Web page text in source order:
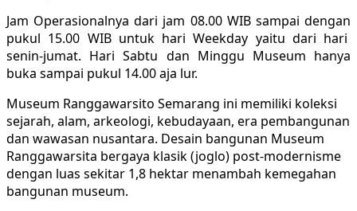
Jam Operasionalnya dari jam 08.00 WIB sampai dengan
pukul 15.00 WIB untuk hari Weekday yaitu dari hari
senin-jumat. Hari Sabtu dan Minggu Museum hanya
buka sampai pukul 14.00 aja lur.
Museum Ranggawarsito Semarang ini memiliki koleksi
sejarah, alam, arkeologi, kebudayaan, era pembangunan
dan wawasan nusantara. Desain bangunan Museum
Ranggawarsita bergaya klasik (joglo) post-modernisme
dengan luas sekitar 1,8 hektar menambah kemegahan
bangunan museum.